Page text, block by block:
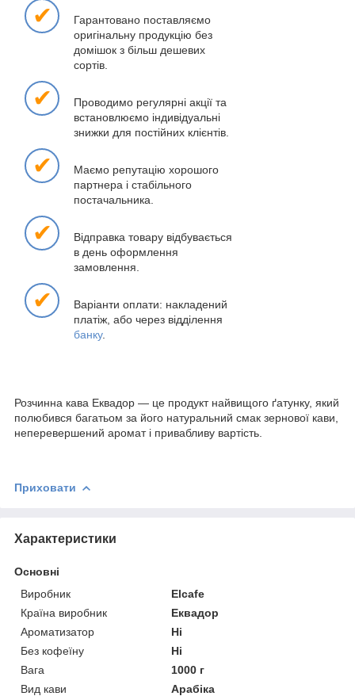
✔
Гарантовано поставляємо
оригінальну продукцію без
домішок з більш дешевих
сортів.
✔
Проводимо регулярні акції та
встановлюємо індивідуальні
знижки для постійних клієнтів.
✔
Маємо репутацію хорошого
партнера і стабільного
постачальника.
✔
Відправка товару відбувається
в день оформлення
замовлення.
✔
Варіанти оплати: накладений
платіж, або через відділення
банку.
Розчинна кава Еквадор — це продукт найвищого ґатунку, який
полюбився багатьом за його натуральний смак зернової кави,
неперевершений аромат і привабливу вартість.
Приховати
Характеристики
Основні
Виробник
Elcafe
Країна виробник
Еквадор
Ароматизатор
Ні
Без кофеїну
Ні
Вага
1000 г
Вид кави
Арабіка